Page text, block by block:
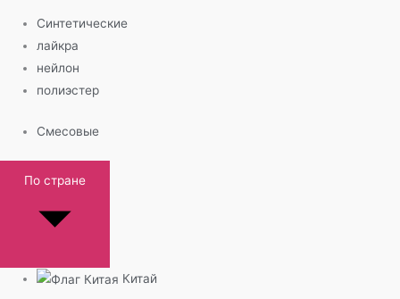
Синтетические
лайкра
нейлон
полиэстер
Смесовые
По стране
Китай